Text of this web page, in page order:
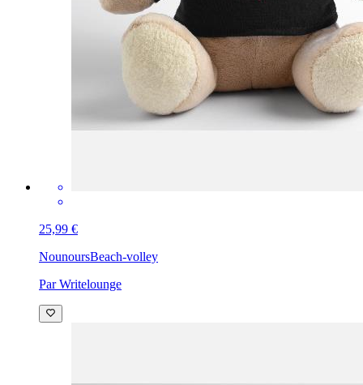
25,99 €
NounoursBeach-volley
Par Writelounge